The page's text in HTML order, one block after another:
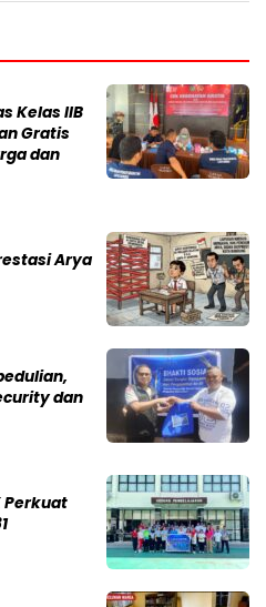
Kelas IIB
Gratis
dan
Arya
dan
Perkuat